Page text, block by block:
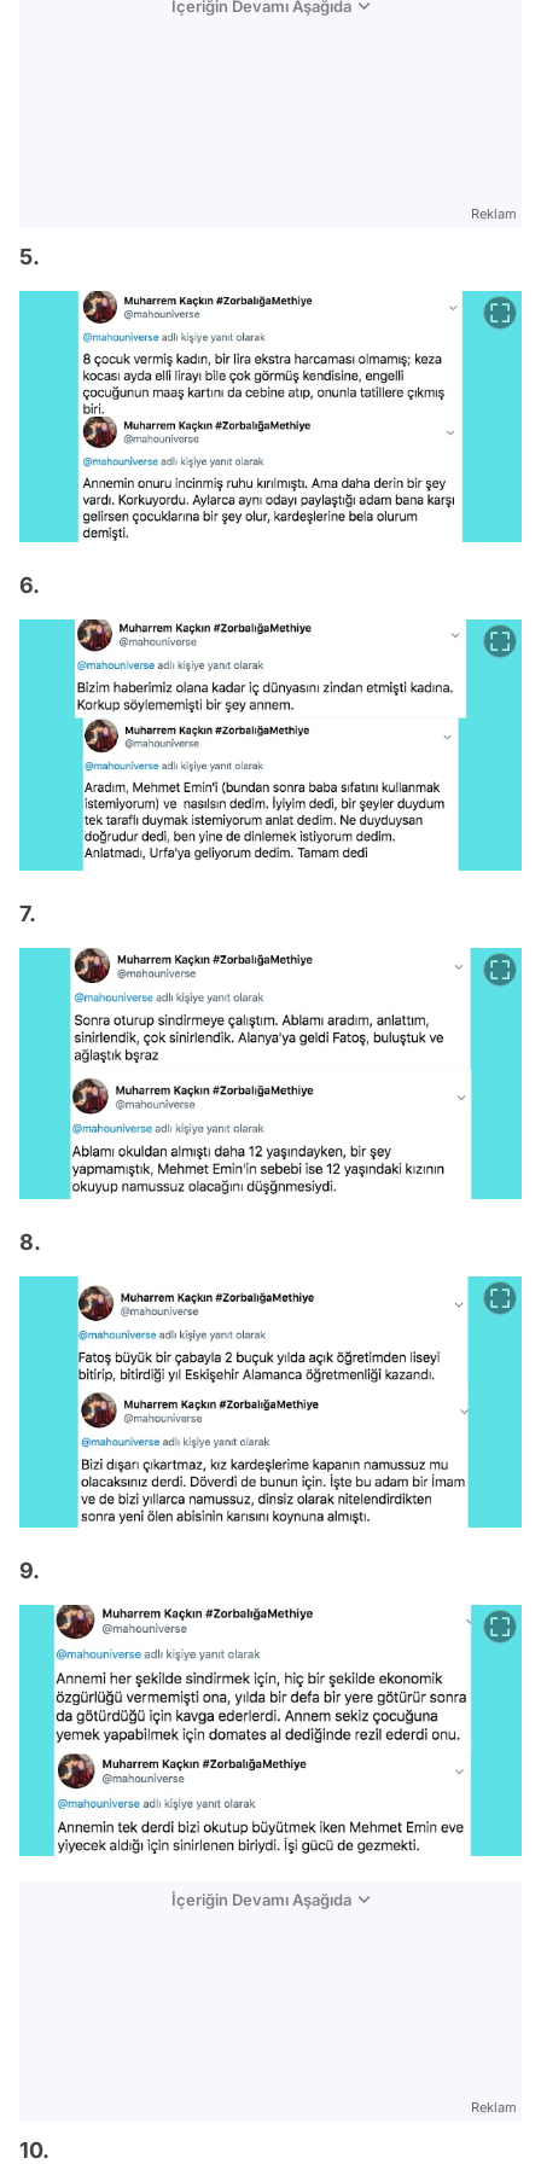
İçeriğin Devamı Aşağıda
Reklam
5.
6.
7.
8.
9.
İçeriğin Devamı Aşağıda
Reklam
10.